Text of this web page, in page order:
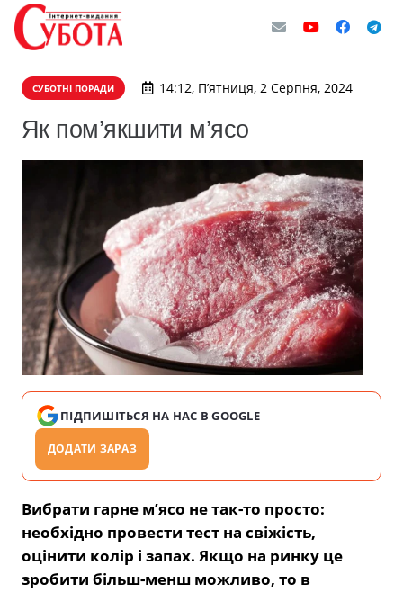
СУБОТНІ ПОРАДИ 14:12, П’ятниця, 2 Серпня, 2024
Як пом’якшити м’ясо
ПІДПИШІТЬСЯ НА НАС В GOOGLE
ДОДАТИ ЗАРАЗ
Вибрати гарне м’ясо не так-то просто:
необхідно провести тест на свіжість,
оцінити колір і запах. Якщо на ринку це
зробити більш-менш можливо, то в